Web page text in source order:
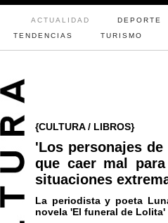
ACTUALIDAD DEPORTE
TENDENCIAS
TURISMO
{CULTURA / LIBROS}
'Los personajes
que caer mal
situaciones
La periodista y poeta
novela 'El funeral de Lolita'